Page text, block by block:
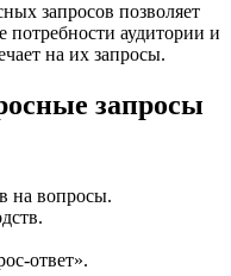
запросов позволяет
аудитории и
на их запросы.
запросы
на вопросы.
ответ».